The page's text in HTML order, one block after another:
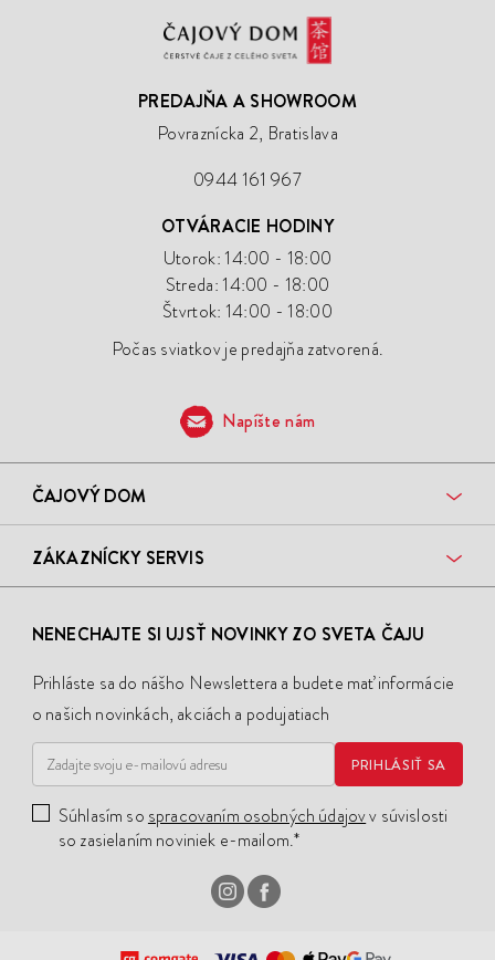
Čajový
Dom
PREDAJŇA A SHOWROOM
Povraznícka 2, Bratislava
0944 161 967
OTVÁRACIE HODINY
Utorok: 14:00 - 18:00
Streda: 14:00 - 18:00
Štvrtok: 14:00 - 18:00
Počas sviatkov je predajňa zatvorená.
Napíšte nám
ČAJOVÝ DOM
ZÁKAZNÍCKY SERVIS
NENECHAJTE SI UJSŤ NOVINKY ZO SVETA ČAJU
Prihláste sa do nášho Newslettera a budete mať informácie
o našich novinkách, akciách a podujatiach
PRIHLÁSIŤ SA
Súhlasím so spracovaním osobných údajovv súvislosti
so zasielaním noviniek e-mailom.*